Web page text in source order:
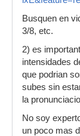
Busquen en
3/8, etc.
2) es
intensidades
que podrian
subes sin
la
No soy
un poco mas